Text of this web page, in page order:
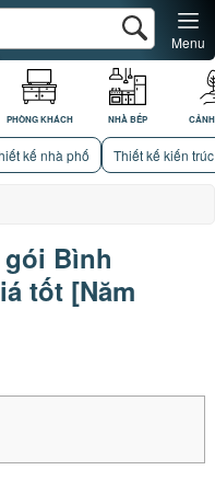
PHÒNG KHÁCH NHÀ BẾP
Menu
kế nhà phố Thiết kế kiến trúc
Bình
tốt [Năm